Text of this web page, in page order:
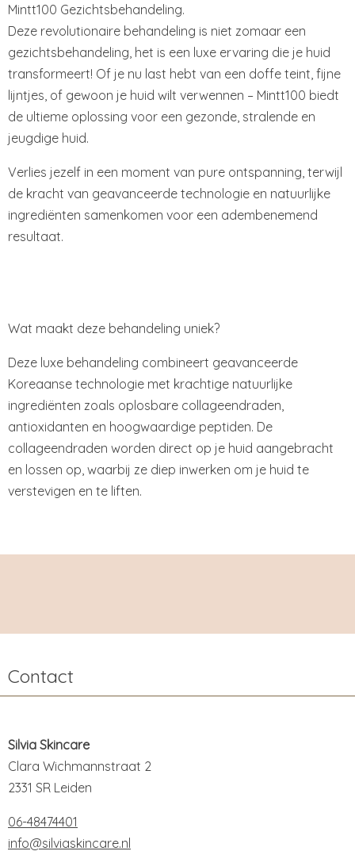
Mintt100 Gezichtsbehandeling.
Deze revolutionaire behandeling is niet zomaar een
gezichtsbehandeling, het is een luxe ervaring die je huid
transformeert! Of je nu last hebt van een doffe teint, fijne
lijntjes, of gewoon je huid wilt verwennen – Mintt100 biedt
de ultieme oplossing voor een gezonde, stralende en
jeugdige huid.
Verlies jezelf in een moment van pure ontspanning, terwijl
de kracht van geavanceerde technologie en natuurlijke
ingrediënten samenkomen voor een adembenemend
resultaat.
Wat maakt deze behandeling uniek?
Deze luxe behandeling combineert geavanceerde
Koreaanse technologie met krachtige natuurlijke
ingrediënten zoals oplosbare collageendraden,
antioxidanten en hoogwaardige peptiden. De
collageendraden worden direct op je huid aangebracht
en lossen op, waarbij ze diep inwerken om je huid te
verstevigen en te liften.
Contact
Silvia Skincare
Clara Wichmannstraat 2
2331 SR Leiden
06-48474401
info@silviaskincare.nl